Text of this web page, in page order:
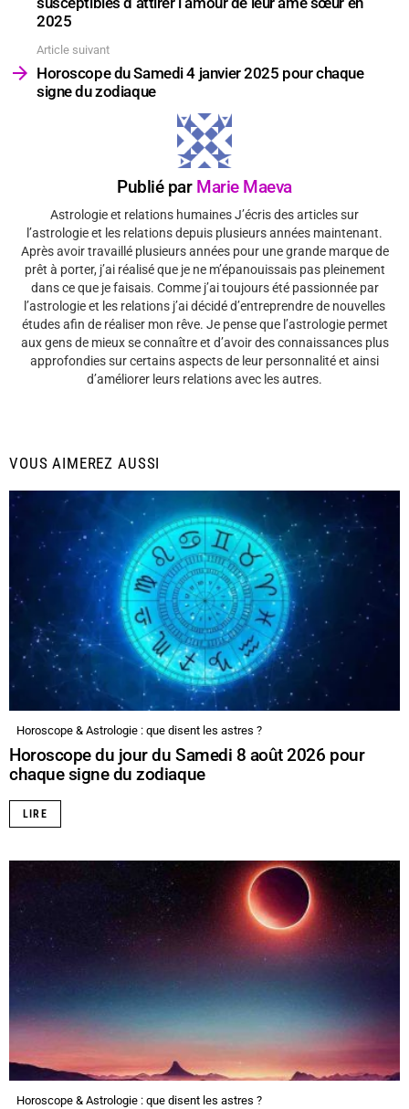
2025
Article suivant
Horoscope du Samedi 4 janvier 2025 pour chaque
signe du zodiaque
Publié par Marie Maeva
Astrologie et relations humaines J’écris des articles sur
l’astrologie et les relations depuis plusieurs années maintenant.
Après avoir travaillé plusieurs années pour une grande marque de
prêt à porter, j’ai réalisé que je ne m’épanouissais pas pleinement
dans ce que je faisais. Comme j’ai toujours été passionnée par
l’astrologie et les relations j’ai décidé d’entreprendre de nouvelles
études afin de réaliser mon rêve. Je pense que l’astrologie permet
aux gens de mieux se connaître et d’avoir des connaissances plus
approfondies sur certains aspects de leur personnalité et ainsi
d’améliorer leurs relations avec les autres.
VOUS AIMEREZ AUSSI
Horoscope & Astrologie : que disent les astres ?
Horoscope du jour du Samedi 8 août 2026 pour
chaque signe du zodiaque
LIRE
Horoscope & Astrologie : que disent les astres ?